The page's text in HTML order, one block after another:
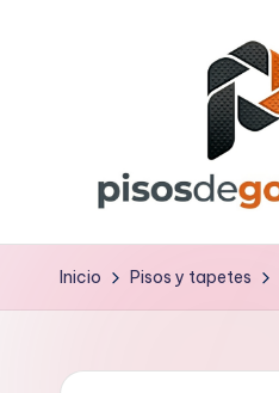
P
is
Inicio Pisos y tapetes